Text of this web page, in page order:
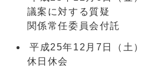
議案に対する質疑
関係常任委員会付託
平成25年12月7日（土）
休日休会